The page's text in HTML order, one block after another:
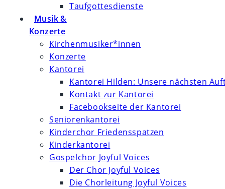
Taufgottesdienste
Musik &
Konzerte
Kirchenmusiker*innen
Konzerte
Kantorei
Kantorei Hilden: Unsere nächsten
Kontakt zur Kantorei
Facebookseite der Kantorei
Seniorenkantorei
Kinderchor Friedensspatzen
Kinderkantorei
Gospelchor Joyful Voices
Der Chor Joyful Voices
Die Chorleitung Joyful Voices